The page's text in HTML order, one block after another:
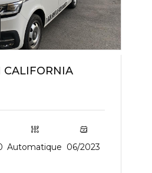
CALIFORNIA
Automatique 06/2023